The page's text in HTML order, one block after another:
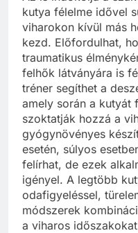
kutya félelme idővel
viharokon kívül más
kezd. Előfordulhat,
traumatikus
felhők látványára is
tréner segíthet a
amely során a kutyát
szoktatják hozzá a
gyógynövényes
esetén, súlyos
felírhat, de ezek
igényel. A legtöbb
odafigyeléssel,
módszerek
a viharos